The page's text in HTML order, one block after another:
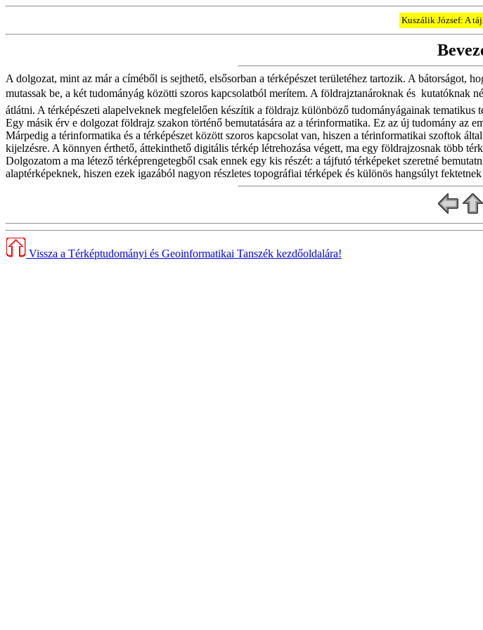
Kuszálik József: A
A dolgozat, mint az már a címéből is sejthető, elsősorban a térképészet területéhez tartozik. A
mutassak be, a két tudományág közötti szoros kapcsolatból merítem. A földrajztanároknak és  kutatóknak
átlátni. A térképészeti alapelveknek megfelelően készítik a földrajz különböző tudományágainak tematikus
Egy másik érv e dolgozat földrajz szakon történő bemutatására az a térinformatika. Ez az új tudomány az
Márpedig a térinformatika és a térképészet között szoros kapcsolat van, hiszen a térinformatikai szoftok
kijelzésre. A könnyen érthető, áttekinthető digitális térkép létrehozása végett, ma egy földrajzosnak több
Dolgozatom a ma létező térképrengetegből csak ennek egy kis részét: a tájfutó térképeket szeretné
alaptérképeknek, hiszen ezek igazából nagyon részletes topográfiai térképek és különös hangsúlyt
Vissza a Térképtudományi és Geoinformatikai Tanszék kezdőoldalára!